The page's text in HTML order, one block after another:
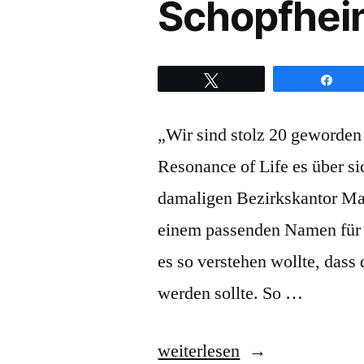
„Wir sind stolz 20
Resonance of Life es über
damaligen Bezirkskantor
einem passenden Namen
es so verstehen wollte,
werden sollte. So …
„Resonance
weiterlesen